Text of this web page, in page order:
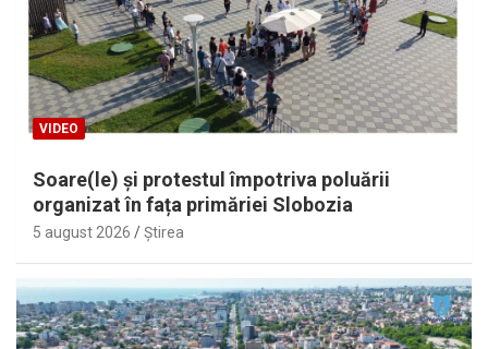
VIDEO
Soare(le) și protestul împotriva poluării
organizat în fața primăriei Slobozia
5 august 2026 Ştirea